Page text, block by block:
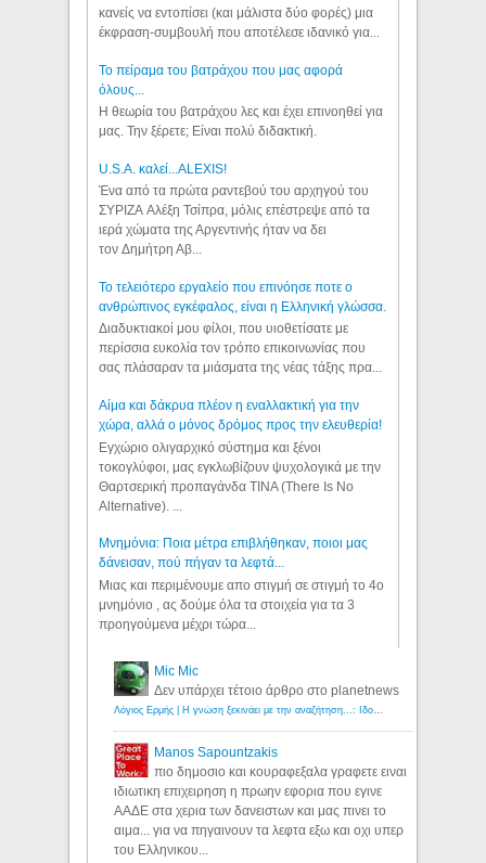
κανείς να εντοπίσει (και μάλιστα δύο φορές) μια
έκφραση-συμβουλή που αποτέλεσε ιδανικό για...
Το πείραμα του βατράχου που μας αφορά
όλους...
Η θεωρία του βατράχου λες και έχει επινοηθεί για
μας. Την ξέρετε; Είναι πολύ διδακτική.
U.S.A. καλεί...ALEXIS!
Ένα από τα πρώτα ραντεβού του αρχηγού του
ΣΥΡΙΖΑ Αλέξη Τσίπρα, μόλις επέστρεψε από τα
ιερά χώματα της Αργεντινής ήταν να δει
τον Δημήτρη Αβ...
Το τελειότερο εργαλείο που επινόησε ποτε ο
ανθρώπινος εγκέφαλος, είναι η Ελληνική γλώσσα.
Διαδυκτιακοί μου φίλοι, που υιοθετίσατε με
περίσσια ευκολία τον τρόπο επικοινωνίας που
σας πλάσαραν τα μιάσματα της νέας τάξης πρα...
Αίμα και δάκρυα πλέον η εναλλακτική για την
χώρα, αλλά ο μόνος δρόμος προς την ελευθερία!
Εγχώριο ολιγαρχικό σύστημα και ξένοι
τοκογλύφοι, μας εγκλωβίζουν ψυχολογικά με την
Θαρτσερική προπαγάνδα TINA (There Is No
Alternative). ...
Μνημόνια: Ποια μέτρα επιβλήθηκαν, ποιοι μας
δάνεισαν, πού πήγαν τα λεφτά...
Μιας και περιμένουμε απο στιγμή σε στιγμή το 4ο
μνημόνιο , ας δούμε όλα τα στοιχεία για τα 3
προηγούμενα μέχρι τώρα...
Mic Mic
Δεν υπάρχει τέτοιο άρθρο στο planetnews
Λόγιος Ερμής | Η γνώση ξεκινάει με την αναζήτηση...: Ιδού οι 18 που χρωστούν 11 δις ευρώ!
Manos Sapountzakis
πιο δημοσιο και κουραφεξαλα γραφετε ειναι
ιδιωτικη επιχειρηση η πρωην εφορια που εγινε
ΑΑΔΕ στα χερια των δανειστων και μας πινει το
αιμα... για να πηγαινουν τα λεφτα εξω και οχι υπερ
του Ελληνικου...